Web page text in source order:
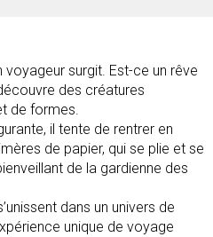
voyageur surgit. Est-ce un rêve
des créatures
de formes.
il tente de rentrer en
de papier, qui se plie et se
de la gardienne des
dans un univers de
unique de voyage